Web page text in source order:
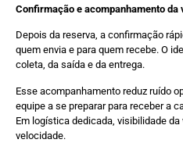
Confirmação e acompanhamento da
Depois da reserva, a confirmação
quem envia e para quem recebe. O
coleta, da saída e da entrega.
Esse acompanhamento reduz ruído
equipe a se preparar para receber a
Em logística dedicada, visibilidade
velocidade.